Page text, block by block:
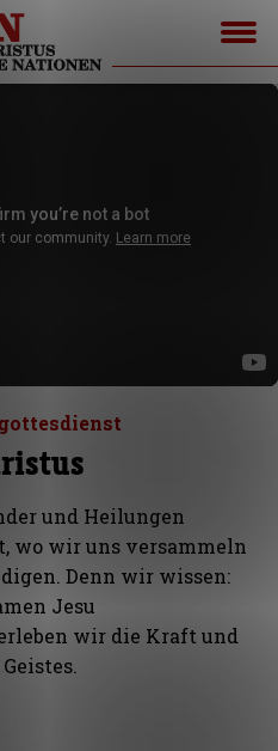
und Heilungen
wo wir uns versammeln
Denn wir wissen:
Jesu
wir die Kraft und